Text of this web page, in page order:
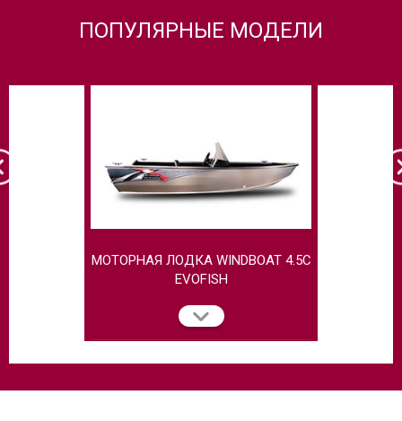
ПОПУЛЯРНЫЕ МОДЕЛИ
МОТОРНАЯ ЛОДКА WINDBOAT 4.5C
EVOFISH